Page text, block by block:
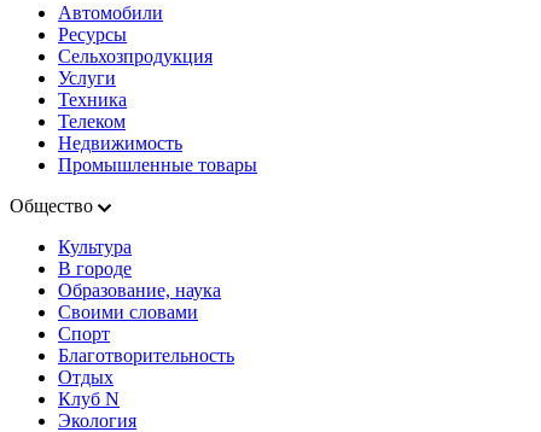
Автомобили
Ресурсы
Сельхозпродукция
Услуги
Техника
Телеком
Недвижимость
Промышленные товары
Общество
Культура
В городе
Образование, наука
Своими словами
Спорт
Благотворительность
Отдых
Клуб N
Экология